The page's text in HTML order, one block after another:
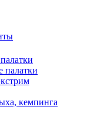
палатки
кемпинга